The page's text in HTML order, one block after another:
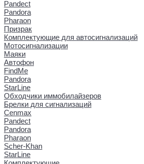
Pandect
Pandora
Pharaon
Призрак
Комплектующие для автосигнализаций
Мотосигнализации
Маяки
Автофон
FindMe
Pandora
StarLine
Обходчики иммобилайзеров
Брелки для сигнализаций
Cenmax
Pandect
Pandora
Pharaon
Scher-Khan
StarLine